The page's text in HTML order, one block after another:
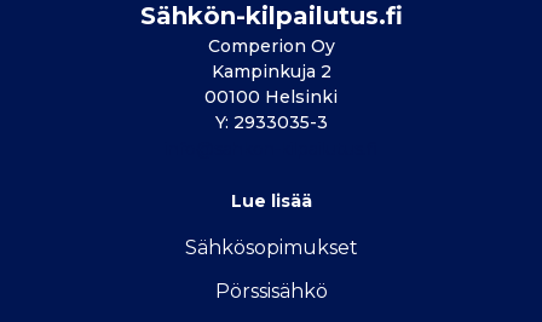
Sähkön-kilpailutus.fi
Comperion Oy
Kampinkuja 2
00100 Helsinki
Y: 2933035-3
Lue lisää
Sähkösopimukset
Pörssisähkö